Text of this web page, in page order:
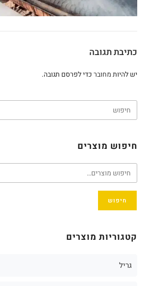
כתיבת תגובה
יש להיותמחוברכדי לפרסם תגובה.
חיפוש מוצרים
חיפוש
קטגוריות מוצרים
גריל